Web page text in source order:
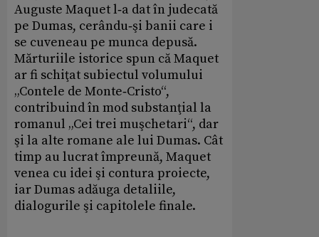
Auguste Maquet l‑a dat în judecată
pe Dumas, cerându‑şi banii care i
se cuveneau pe munca depusă.
Mărturiile istorice spun că Maquet
ar fi schiţat subiectul volumului
„Contele de Monte‑Cristo“,
contribuind în mod substanţial la
romanul „Cei trei muşchetari“, dar
şi la alte romane ale lui Dumas. Cât
timp au lucrat împreună, Maquet
venea cu idei şi contura proiecte,
iar Dumas adăuga detaliile,
dialogurile şi capitolele finale.